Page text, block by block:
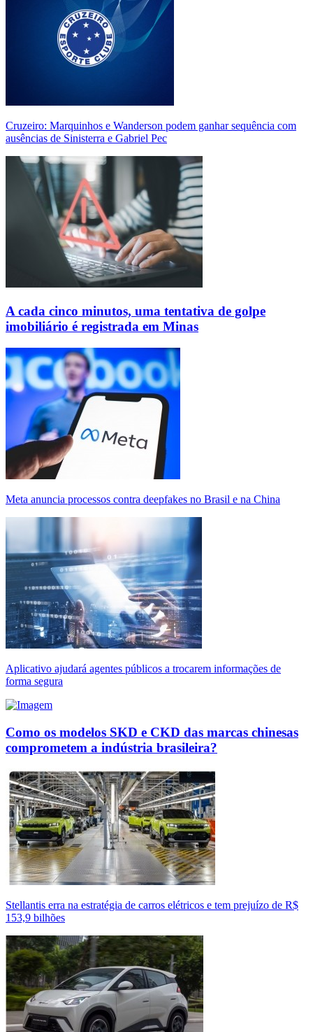
Cruzeiro: Marquinhos e Wanderson podem ganhar sequência com
ausências de Sinisterra e Gabriel Pec
A cada cinco minutos, uma tentativa de golpe
imobiliário é registrada em Minas
Meta anuncia processos contra deepfakes no Brasil e na China
Aplicativo ajudará agentes públicos a trocarem informações de
forma segura
Como os modelos SKD e CKD das marcas chinesas
comprometem a indústria brasileira?
Stellantis erra na estratégia de carros elétricos e tem prejuízo de R$
153,9 bilhões